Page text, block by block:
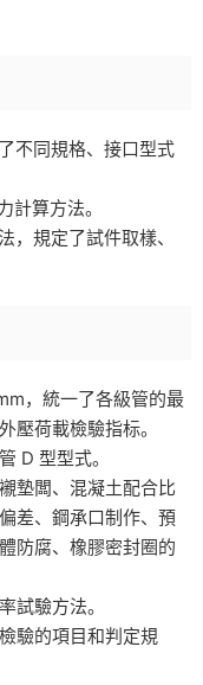
不同規格、接口型式
計算方法。
，規定了試件取樣、
，統一了各級管的最
壓荷載檢驗指标。
D 型型式。
墊闆、混凝土配合比
差、鋼承口制作、預
防腐、橡膠密封圈的
試驗方法。
驗的項目和判定規